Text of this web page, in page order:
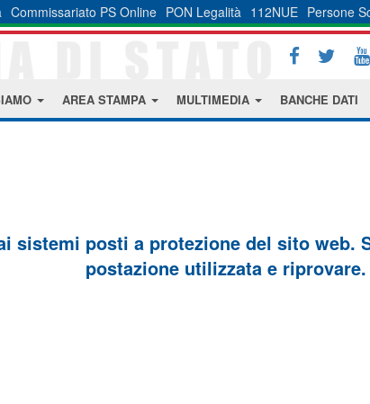
Commissariato PS Online PON Legalità 112NUE Persone
AREA STAMPA MULTIMEDIA BANCHE DATI
sistemi posti a protezione del sito
postazione utilizzata e riprovare.